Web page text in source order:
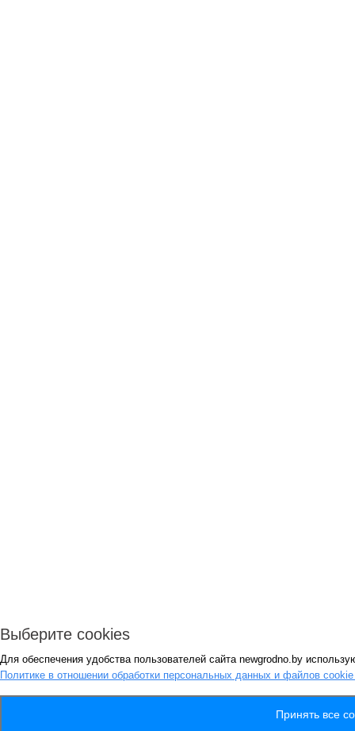
Выберите cookies
Для обеспечения удобства пользователей сайта newgrodno.by
Политике в отношении обработки персональных данных и файлов
Принять все